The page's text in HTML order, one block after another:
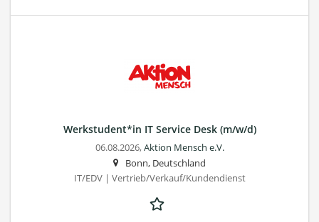
Werkstudent*in IT Service Desk (m/w/d)
06.08.2026,Aktion Mensch e.V.
Bonn, Deutschland
IT/EDV | Vertrieb/Verkauf/Kundendienst